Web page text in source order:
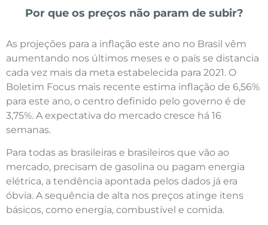
Por que os preços não param de subir?
As projeções para a inflação este ano no Brasil vêm
aumentando nos últimos meses e o país se distancia
cada vez mais da meta estabelecida para 2021. O
Boletim Focus mais recente estima inflação de 6,56%
para este ano, o centro definido pelo governo é de
3,75%. A expectativa do mercado cresce há 16
semanas.
Para todas as brasileiras e brasileiros que vão ao
mercado, precisam de gasolina ou pagam energia
elétrica, a tendência apontada pelos dados já era
óbvia. A sequência de alta nos preços atinge itens
básicos, como energia, combustível e comida.